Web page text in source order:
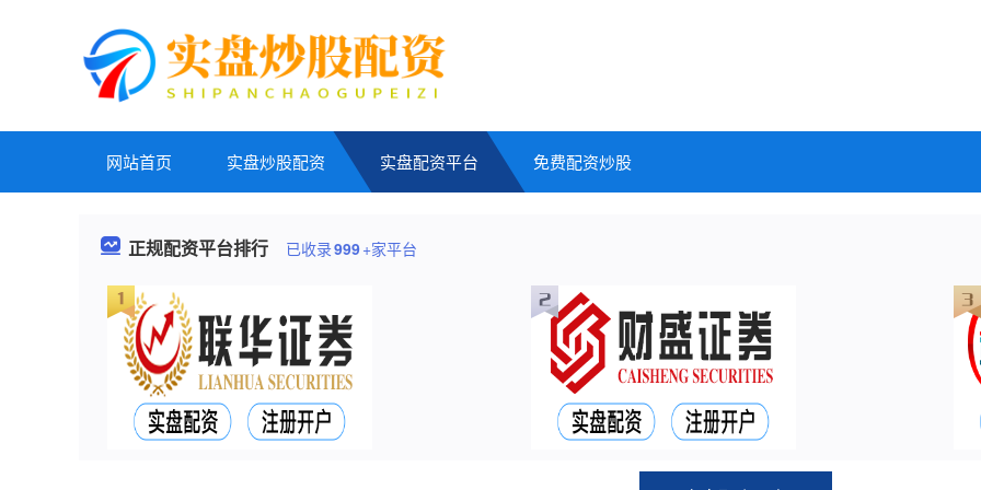
网站首页 实盘炒股配资 实盘配资平台 免费配资炒股
正规配资平台排行 已收录999+家平台